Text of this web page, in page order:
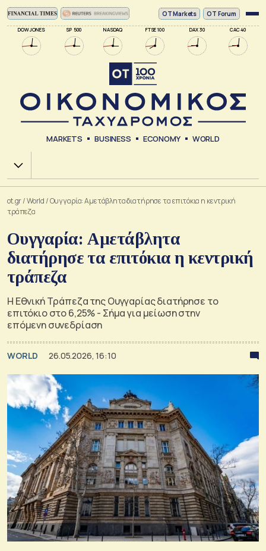
DOW JONES SP 500 NASDAQ FTSE 100 DAX 30 CAC 40
ΟΤ Markets OT Forum
MARKETS BUSINESS ECONOMY WORLD
Χ.Α.
ot.gr/World /Ουγγαρία: Αμετάβλητα διατήρησε τα επιτόκια η κεντρική
τράπεζα
Ουγγαρία: Αμετάβλητα
διατήρησε τα επιτόκια η κεντρική
τράπεζα
Η Εθνική Τράπεζα της Ουγγαρίας διατήρησε το
επιτόκιο στο 6,25% - Σήμα για μείωση στην
επόμενη συνεδρίαση
WORLD 26.05.2026, 16:10